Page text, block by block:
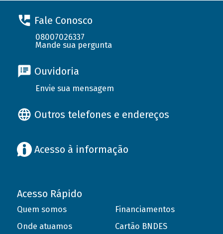
Fale Conosco
08007026337
Mande sua pergunta
Ouvidoria
Envie sua mensagem
Outros telefones e endereços
Acesso à informação
Acesso Rápido
Quem somos
Onde atuamos
Financiamentos
Cartão BNDES